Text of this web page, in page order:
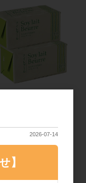
イレブール 500g │冷凍
2026-07-14
】